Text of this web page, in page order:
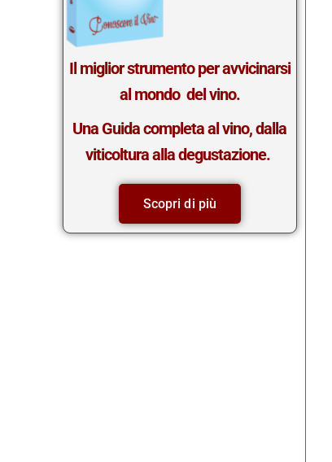
Il miglior strumento per avvicinarsi
al mondo del vino.
Una Guida completa al vino, dalla
viticoltura alla degustazione.
Scopri di più